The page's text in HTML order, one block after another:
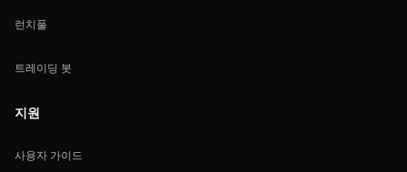
런치풀
트레이딩 봇
지원
사용자 가이드